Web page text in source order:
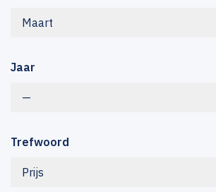
Maart
Jaar
—
Trefwoord
Prijs